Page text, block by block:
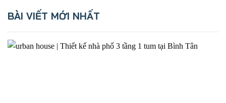
BÀI VIẾT MỚI NHẤT